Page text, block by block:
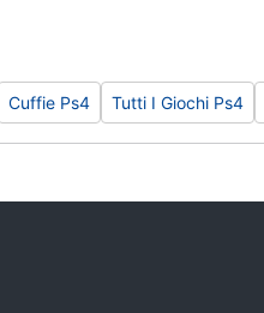
Cuffie Ps4 Tutti I Giochi Ps4